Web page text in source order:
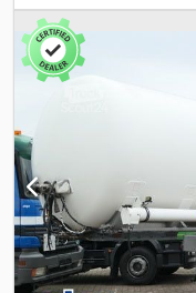
09/2026, volumul
dimensiunea anvelopei:
Dotări:ABS,
pentru deșeuri din
Axe BPW | Anvelope:
interioare: L: 9,25 m l:
rezervăm dreptul la
anterioară. Djdpfx Aezinx